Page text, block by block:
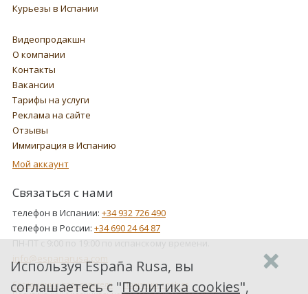
Курьезы в Испании
Видеопродакшн
О компании
Контакты
Вакансии
Тарифы на услуги
Реклама на сайте
Отзывы
Иммиграция в Испанию
Мой аккаунт
Связаться с нами
телефон в Испании: +34 932 726 490
телефон в России: +34 690 24 64 87
ПН-ПТ с 9:00 по 19:00 по испанскому времени.
info@espanarusa.com
Соглашение пользователя
Политика cookies
Используя España Rusa, вы
соглашаетесь с "Политика cookies",